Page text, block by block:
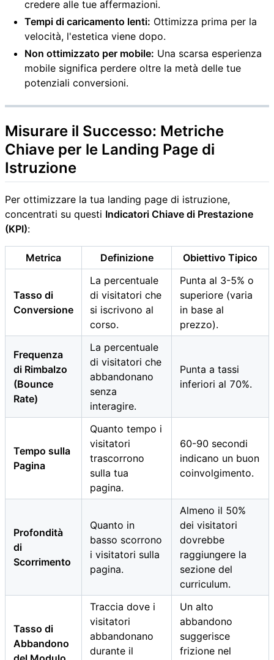
credere alle tue affermazioni.
Tempi di caricamento lenti: Ottimizza prima per la
velocità, l'estetica viene dopo.
Non ottimizzato per mobile: Una scarsa esperienza
mobile significa perdere oltre la metà delle tue
potenziali conversioni.
Misurare il Successo: Metriche
Chiave per le Landing Page di
Istruzione
Per ottimizzare la tua landing page di istruzione,
concentrati su questi Indicatori Chiave di Prestazione
(KPI):
Metrica Definizione Obiettivo Tipico
Tasso di
Conversione
La percentuale
di visitatori che
si iscrivono al
corso.
Punta al 3-5% o
superiore (varia
in base al
prezzo).
Frequenza
di Rimbalzo
(Bounce
Rate)
La percentuale
di visitatori che
abbandonano
senza
interagire.
Punta a tassi
inferiori al 70%.
Tempo sulla
Pagina
Quanto tempo i
visitatori
trascorrono
sulla tua
pagina.
60-90 secondi
indicano un buon
coinvolgimento.
Profondità
di
Scorrimento
Quanto in
basso scorrono
i visitatori sulla
pagina.
Almeno il 50%
dei visitatori
dovrebbe
raggiungere la
sezione del
curriculum.
Tasso di
Abbandono
Traccia dove i
visitatori
abbandonano
durante il
Un alto
abbandono
suggerisce
frizione nel